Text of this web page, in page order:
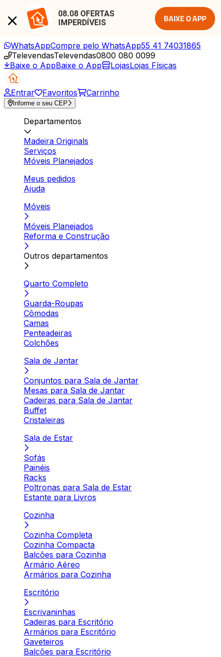
08.08 OFERTAS
IMPERDÍVEIS
BAIXE O APP
WhatsAppCompre pelo WhatsApp55 41 74031865
TelevendasTelevendas0800 080 0099
Baixe o AppBaixe o App LojasLojas Físicas
Entrar Favoritos Carrinho
Informe o seu CEP
Departamentos
Madeira Originals
Serviços
Móveis Planejados
Meus pedidos
Ajuda
Móveis
Móveis Planejados
Reforma e Construção
Outros departamentos
Quarto Completo
Guarda-Roupas
Cômodas
Camas
Penteadeiras
Colchões
Sala de Jantar
Conjuntos para Sala de Jantar
Mesas para Sala de Jantar
Cadeiras para Sala de Jantar
Buffet
Cristaleiras
Sala de Estar
Sofás
Painéis
Racks
Poltronas para Sala de Estar
Estante para Livros
Cozinha
Cozinha Completa
Cozinha Compacta
Balcões para Cozinha
Armário Aéreo
Armários para Cozinha
Escritório
Escrivaninhas
Cadeiras para Escritório
Armários para Escritório
Gaveteiros
Balcões para Escritório